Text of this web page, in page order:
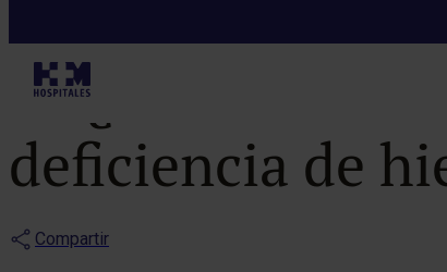
¿Cuáles son
deficiencia de
Compartir